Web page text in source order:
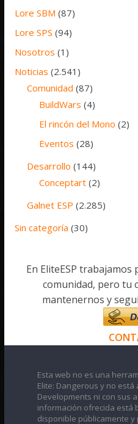
Lore SBM (87)
Lore SPS (94)
Nosotros (1)
Noticias (2.541)
Comunidad (87)
BuildWars (4)
El rincón del Mono (2)
Eventos (28)
Desarrollo (144)
Conceptart (2)
Galnet ESP (2.285)
Sin categoría (30)
En EliteESP
comunidad, pero tu
mantenernos y
Esta web no es una
Elite: Dangerous y no
Developments ni con sus
información ofrecida está
disponible públicamente y